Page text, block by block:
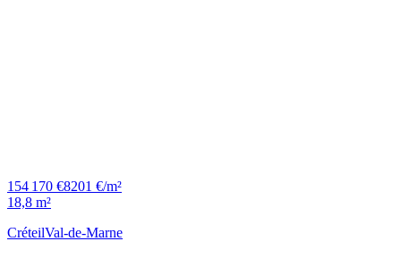
154 170 €8201 €/m²
18,8 m²
CréteilVal-de-Marne